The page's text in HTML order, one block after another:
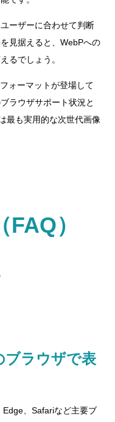
ーザーに合わせて判断
見据えると、WebPへの
るでしょう。
ォーマットが登場して
ラウザサポート状況と
最も実用的な次世代画像
）
ブラウザで表
、Safariなど主要ブ